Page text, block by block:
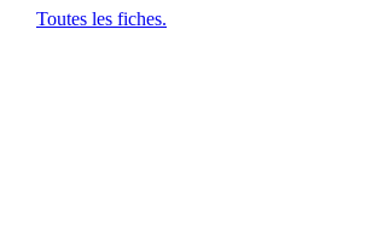
Toutes les fiches.